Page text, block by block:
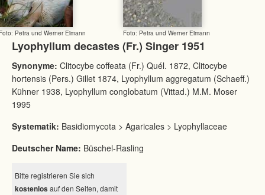
Petra und Werner Eimann Foto: Petra und Werner Eimann
Lyophyllum decastes (Fr.) Singer 1951
Synonyme: Clitocybe coffeata (Fr.) Quél. 1872, Clitocybe
hortensis (Pers.) Gillet 1874, Lyophyllum aggregatum (Schaeff.)
Kühner 1938, Lyophyllum conglobatum (Vittad.) M.M. Moser
1995
Systematik: Basidiomycota > Agaricales > Lyophyllaceae
Deutscher Name: Büschel-Rasling
Bitte registrieren Sie sich
kostenlos auf den Seiten, damit